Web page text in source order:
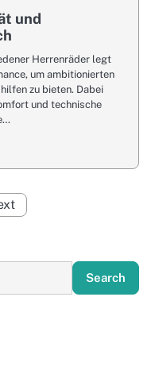
und
Herrenräder legt
um ambitionierten
zu bieten. Dabei
und technische
Search